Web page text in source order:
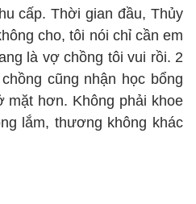
cấp. Thời gian đầu, Thủy
cho, tôi nói chỉ cần em
là vợ chồng tôi vui rồi. 2
cũng nhận học bổng
mặt hơn. Không phải khoe
lắm, thương không khác